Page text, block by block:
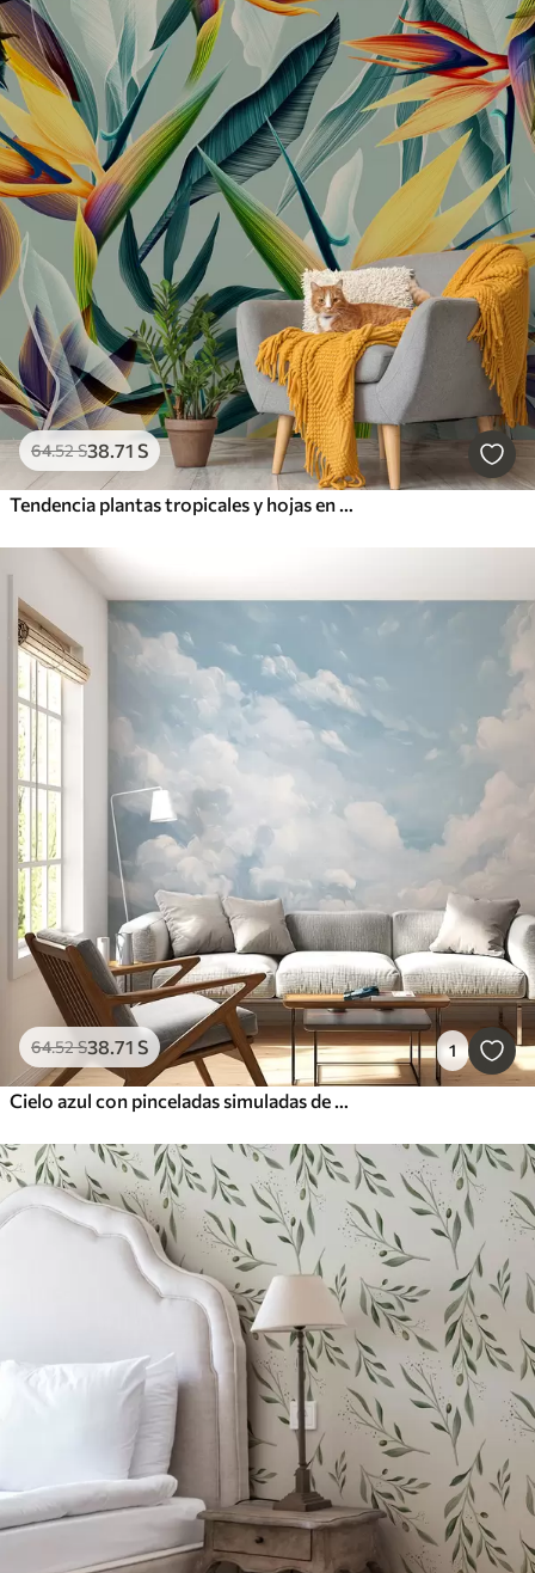
64.52S38.71 S
Tendencia plantas tropicales y hojas en color brillante
64.52S38.71 S 1
Cielo azul con pinceladas simuladas de óleo